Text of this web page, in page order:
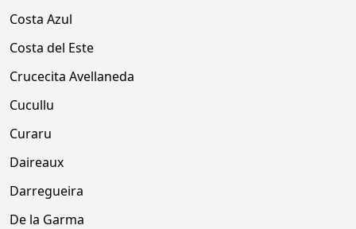
Costa Azul
Costa del Este
Crucecita Avellaneda
Cucullu
Curaru
Daireaux
Darregueira
De la Garma